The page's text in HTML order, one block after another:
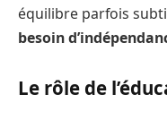
équilibre parfois
besoin
Le rôle de